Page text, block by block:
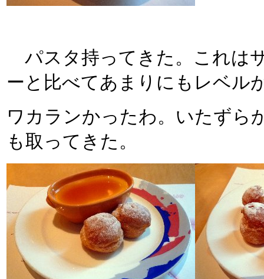
パスタ持ってきた。これは
ーと比べてあまりにもレベル
ワカランかったわ。いたずら
も取ってきた。